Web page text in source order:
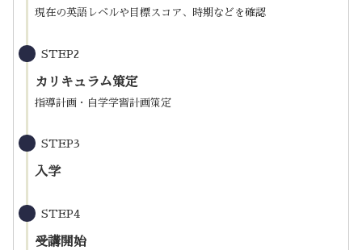
現在の英語レベルや目標スコア、時期などを確認
STEP2
カリキュラム策定
指導計画・自学学習計画策定
STEP3
入学
STEP4
受講開始